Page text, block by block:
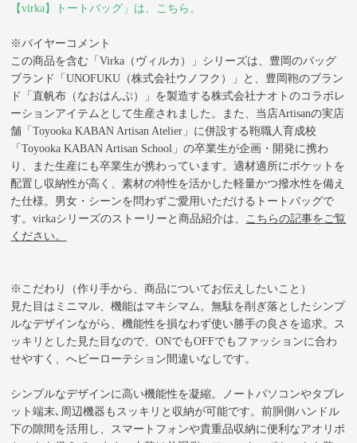
【virka】トートバッグ」は、こちら。
※バイヤーコメント
この商品を含む「Virka（ヴィルカ）」シリーズは、豊岡のバッグ
ブランド「UNOFUKU（株式会社ウノフク）」と、豊岡鞄のブラン
ド「直帆布（なおはんぷ）」を製造する株式会社ナオトのコラボレ
ーションアイテムとして生産されました。また、当店Artisanの実店
舗 「Toyooka KABAN Artisan Atelier」 に併設する鞄職人育成校
「Toyooka KABAN Artisan School」の卒業生が企画・開発に携わ
り、また生産にも卒業生が携わっています。適材適所にポケットを
配置し収納性が高く、素材の特性を活かした軽量かつ撥水性を備え
た仕様。男女・シーンを問わずご愛用いただけるトートバッグで
す。virkaシリーズのストーリーと商品紹介は、 こちらの記事をご覧
ください。
※こだわり（作り手から、商品についてお伝えしたいこと）
見た目はミニマル、機能はマキシマム。無駄を削ぎ落としたシンプ
ルなデザインながら、機能性を損なわず使い勝手の良さを追求。ス
ッキリとした見た目なので、ONでもOFFでもファッションに合わ
せやすく、へビーローテション間違いなしです。
シンプルなデザインに高い機能性を凝縮。ノートパソコンやタブレ
ット端末､周辺機器もスッキリと収納が可能です。前胴側ハンドル
下の隙間を活用し、スマートフォンや貴重品収納に便利なアオリポ